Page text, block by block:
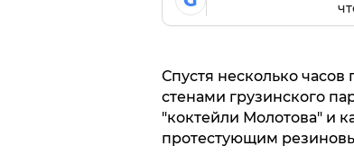
Спустя несколько
стенами грузинского
"коктейли Молотова" и
протестующим